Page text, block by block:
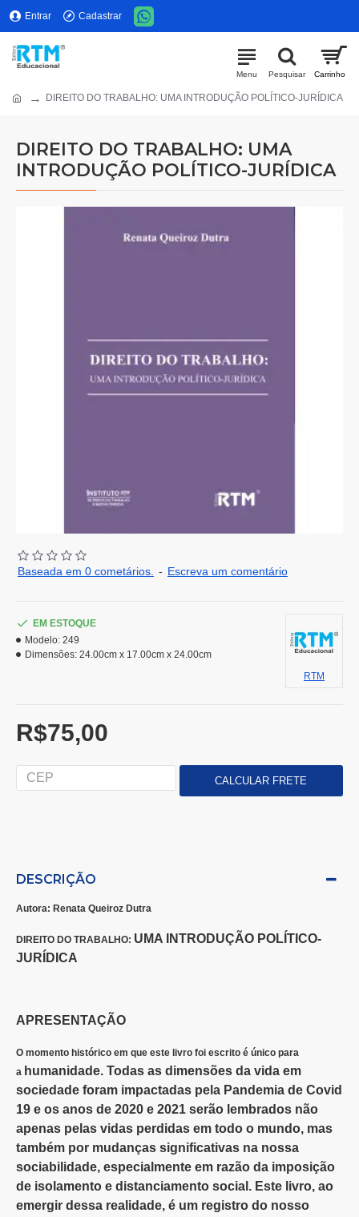
Entrar Cadastrar
DIREITO DO TRABALHO: UMA INTRODUÇÃO POLÍTICO-JURÍDICA
DIREITO DO TRABALHO: UMA
INTRODUÇÃO POLÍTICO-JURÍDICA
Baseada em 0 cometários. - Escreva um comentário
R$75,00
EM ESTOQUE
Modelo: 249
Dimensões: 24.00cm x 17.00cm x 24.00cm
RTM
DESCRIÇÃO
Autora: Renata Queiroz Dutra
DIREITO DO TRABALHO: UMA INTRODUÇÃO POLÍTICO-
JURÍDICA
APRESENTAÇÃO
O momento histórico em que este livro foi escrito é único para
a humanidade. Todas as dimensões da vida em
sociedade foram impactadas pela Pandemia de Covid
19 e os anos de 2020 e 2021 serão lembrados não
apenas pelas vidas perdidas em todo o mundo, mas
também por mudanças significativas na nossa
sociabilidade, especialmente em razão da imposição
de isolamento e distanciamento social. Este livro, ao
emergir dessa realidade, é um registro do nosso